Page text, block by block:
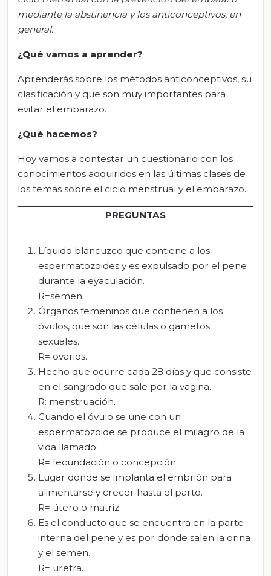
mediante la abstinencia y los anticonceptivos, en
general.
¿Qué vamos a aprender?
Aprenderás sobre los métodos anticonceptivos, su
clasificación y que son muy importantes para
evitar el embarazo.
¿Qué hacemos?
Hoy vamos a contestar un cuestionario con los
conocimientos adquiridos en las últimas clases de
los temas sobre el ciclo menstrual y el embarazo.
PREGUNTAS
Líquido blancuzco que contiene a los
espermatozoides y es expulsado por el pene
durante la eyaculación.
R=semen.
Órganos femeninos que contienen a los
óvulos, que son las células o gametos
sexuales.
R= ovarios.
Hecho que ocurre cada 28 días y que consiste
en el sangrado que sale por la vagina.
R: menstruación.
Cuando el óvulo se une con un
espermatozoide se produce el milagro de la
vida llamado:
R= fecundación o concepción.
Lugar donde se implanta el embrión para
alimentarse y crecer hasta el parto.
R= útero o matriz.
Es el conducto que se encuentra en la parte
interna del pene y es por donde salen la orina
y el semen.
R= uretra.